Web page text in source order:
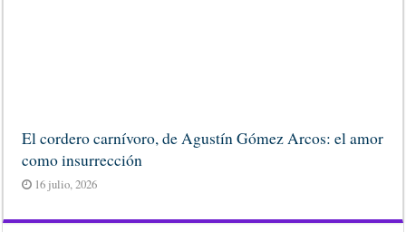
El cordero carnívoro, de Agustín Gómez Arcos: el amor
como insurrección
16 julio, 2026